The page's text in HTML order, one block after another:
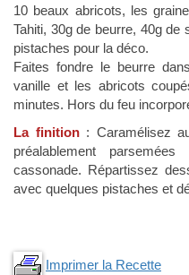
10 beaux abricots, les
Tahiti, 30g de beurre, 40g
pistaches pour la déco.
Faites fondre le beurre
vanille et les abricots
minutes. Hors du feu
La finition : Caramélisez
préalablement
cassonade. Répartissez
avec quelques pistaches et
Imprimer la Recette